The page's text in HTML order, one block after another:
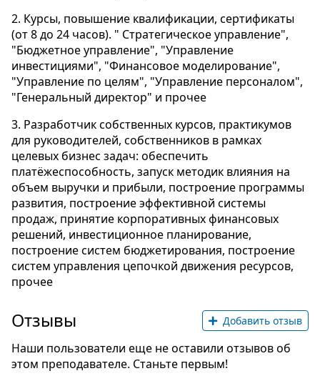
2. Курсы, повышение квалификации, сертификаты
(от 8 до 24 часов). " Стратегическое управление",
"Бюджетное управление", "Управление
инвестициями", "Финансовое моделирование",
"Управление по целям", "Управление персоналом",
"Генеральный директор" и прочее
3. Разработчик собственных курсов, практикумов
для руководителей, собственников в рамках
целевых бизнес задач: обеспечить
платёжеспособность, запуск методик влияния на
объем выручки и прибыли, построение программы
развития, построение эффективной системы
продаж, принятие корпоративных финансовых
решений, инвестиционное планирование,
построение систем бюджетирования, построение
систем управления цепочкой движения ресурсов,
прочее
Отзывы Добавить отзыв
Наши пользователи еще не оставили отзывов об
этом преподавателе. Станьте первым!